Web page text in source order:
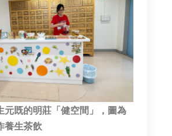
元既的明莊「健空間」，圖為
養生茶飲